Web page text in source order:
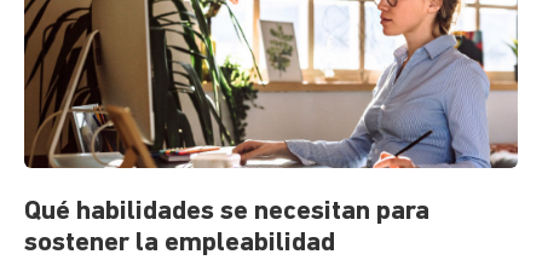
Qué habilidades se necesitan para
sostener la empleabilidad